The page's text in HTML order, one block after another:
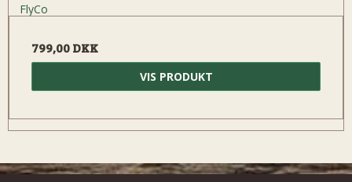
FlyCo
799,00 DKK
VIS PRODUKT